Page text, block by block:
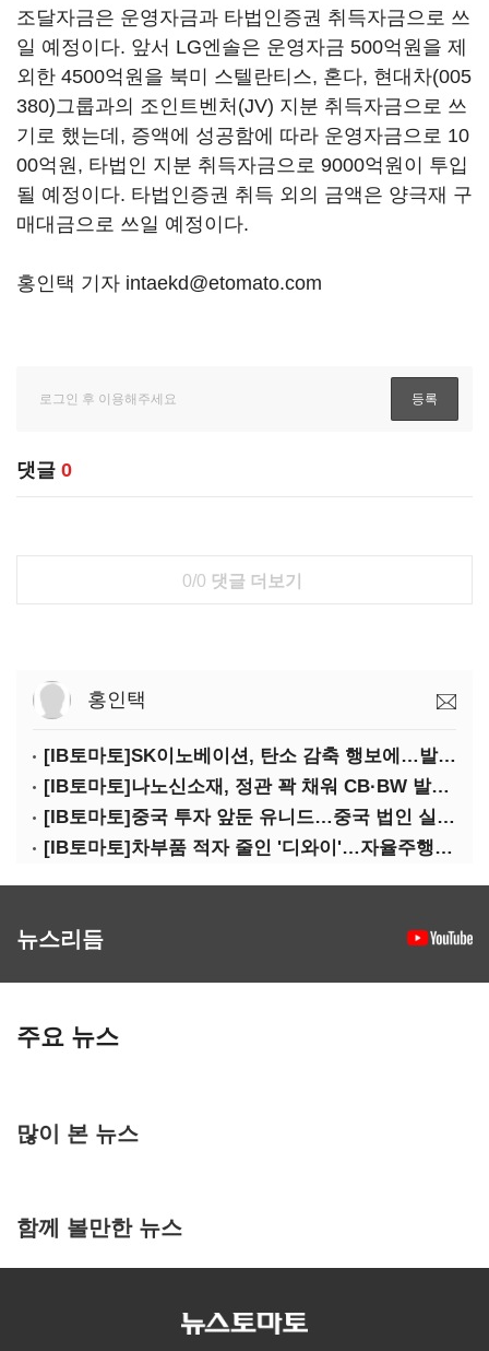
조달자금은 운영자금과 타법인증권 취득자금으로 쓰
일 예정이다. 앞서 LG엔솔은 운영자금 500억원을 제
외한 4500억원을 북미 스텔란티스, 혼다, 현대차(005
380)그룹과의 조인트벤처(JV) 지분 취득자금으로 쓰
기로 했는데, 증액에 성공함에 따라 운영자금으로 10
00억원, 타법인 지분 취득자금으로 9000억원이 투입
될 예정이다. 타법인증권 취득 외의 금액은 양극재 구
매대금으로 쓰일 예정이다.
홍인택 기자 intaekd@etomato.com
댓글 0
0/0 댓글 더보기
홍인택
[IB토마토]SK이노베이션, 탄소 감축 행보에…발목 잡는 계열사
[IB토마토]나노신소재, 정관 꽉 채워 CB·BW 발행…지배력 약화 우려
[IB토마토]중국 투자 앞둔 유니드…중국 법인 실적 하락 '딜레마'
[IB토마토]차부품 적자 줄인 '디와이'…자율주행 타고 반등하나
뉴스리듬
주요 뉴스
많이 본 뉴스
함께 볼만한 뉴스